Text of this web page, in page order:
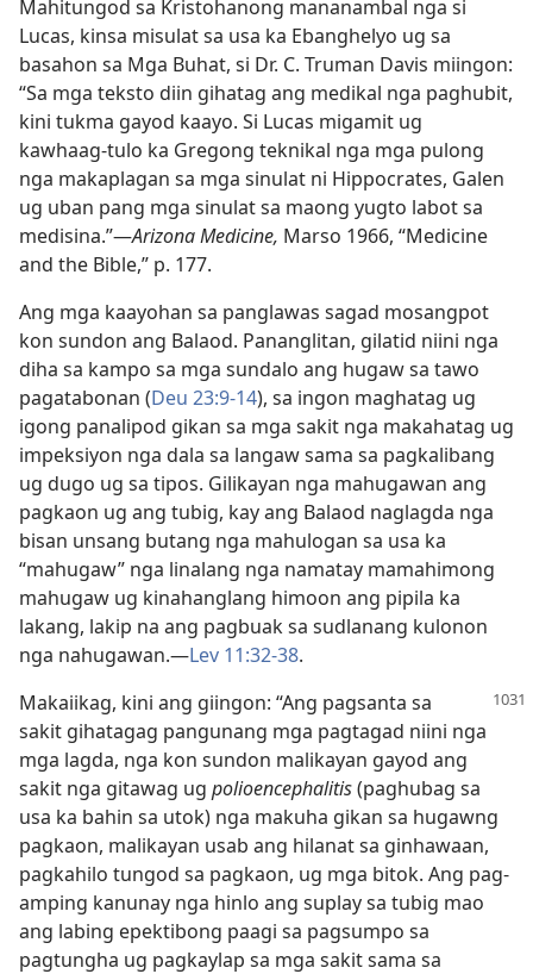
Mahitungod sa Kristohanong mananambal nga si
Lucas, kinsa misulat sa usa ka Ebanghelyo ug sa
basahon sa Mga Buhat, si Dr. C. Truman Davis miingon:
“Sa mga teksto diin gihatag ang medikal nga paghubit,
kini tukma gayod kaayo. Si Lucas migamit ug
kawhaag-tulo ka Gregong teknikal nga mga pulong
nga makaplagan sa mga sinulat ni Hippocrates, Galen
ug uban pang mga sinulat sa maong yugto labot sa
medisina.”​—Arizona Medicine, Marso 1966, “Medicine
and the Bible,” p. 177.
Ang mga kaayohan sa panglawas sagad mosangpot
kon sundon ang Balaod. Pananglitan, gilatid niini nga
diha sa kampo sa mga sundalo ang hugaw sa tawo
pagatabonan (Deu 23:9-14), sa ingon maghatag ug
igong panalipod gikan sa mga sakit nga makahatag ug
impeksiyon nga dala sa langaw sama sa pagkalibang
ug dugo ug sa tipos. Gilikayan nga mahugawan ang
pagkaon ug ang tubig, kay ang Balaod naglagda nga
bisan unsang butang nga mahulogan sa usa ka
“mahugaw” nga linalang nga namatay mamahimong
mahugaw ug kinahanglang himoon ang pipila ka
lakang, lakip na ang pagbuak sa sudlanang kulonon
nga nahugawan.​—Lev 11:32-38.
Makaiikag, kini ang giingon: “Ang pagsanta sa
sakit gihatagag pangunang mga pagtagad niini nga
mga lagda, nga kon sundon malikayan gayod ang
sakit nga gitawag ug polioencephalitis(paghubag sa
usa ka bahin sa utok) nga makuha gikan sa hugawng
pagkaon, malikayan usab ang hilanat sa ginhawaan,
pagkahilo tungod sa pagkaon, ug mga bitok. Ang pag-
amping kanunay nga hinlo ang suplay sa tubig mao
ang labing epektibong paagi sa pagsumpo sa
pagtungha ug pagkaylap sa mga sakit sama sa